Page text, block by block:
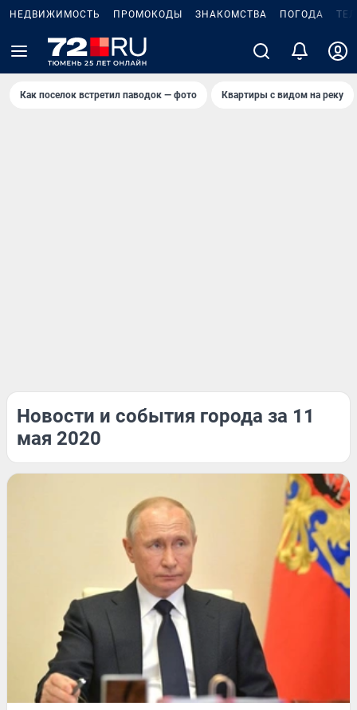
НЕДВИЖИМОСТЬ ПРОМОКОДЫ ЗНАКОМСТВА ПОГОДА
Как поселок встретил паводок — фото Квартиры с видом на реку
Новости и события города за 11
мая 2020